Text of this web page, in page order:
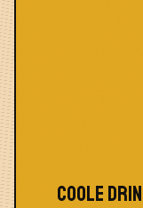
COOLE